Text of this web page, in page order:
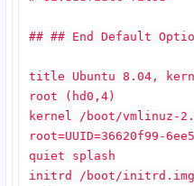
## ## End Default
title Ubuntu 8.04,
root (hd0,4)
kernel /boot/vmlinuz-
root=UUID=36620f99-
quiet splash
initrd /boot/